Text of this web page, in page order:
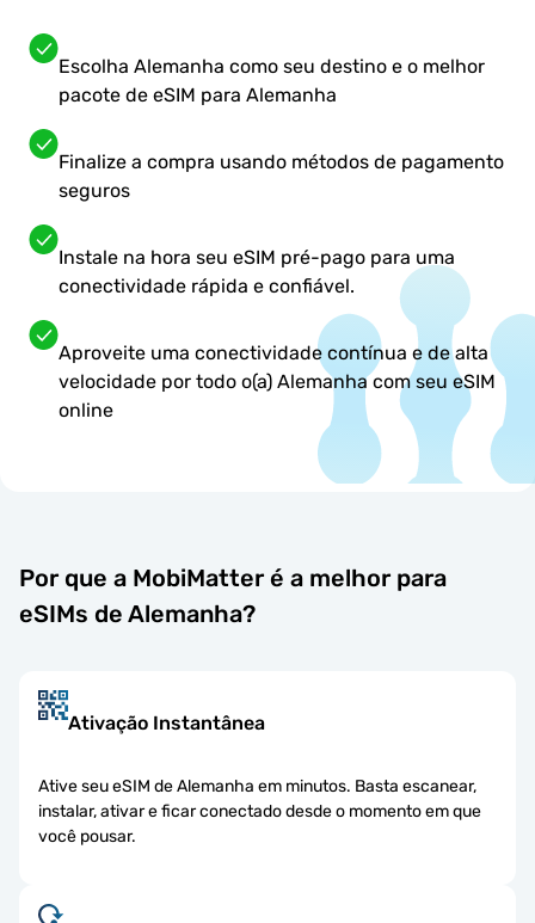
Escolha Alemanha como seu destino e o melhor
pacote de eSIM para Alemanha
Finalize a compra usando métodos de pagamento
seguros
Instale na hora seu eSIM pré-pago para uma
conectividade rápida e confiável.
Aproveite uma conectividade contínua e de alta
velocidade por todo o(a) Alemanha com seu eSIM
online
Por que a MobiMatter é a melhor para
eSIMs de Alemanha?
Ativação Instantânea
Ative seu eSIM de Alemanha em minutos. Basta escanear,
instalar, ativar e ficar conectado desde o momento em que
você pousar.